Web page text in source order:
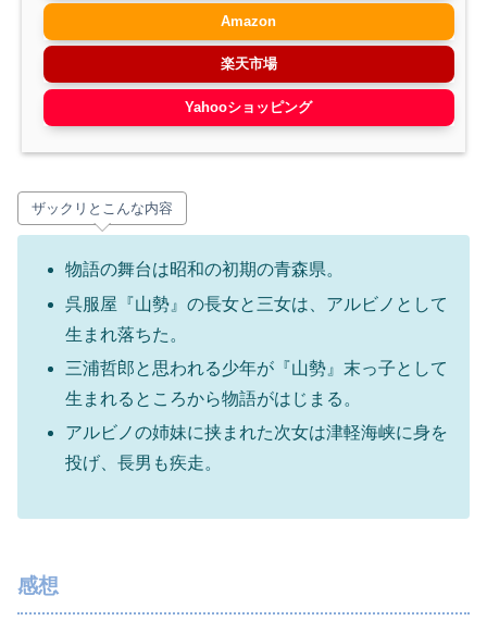
Amazon
楽天市場
Yahooショッピング
ザックリとこんな内容
物語の舞台は昭和の初期の青森県。
呉服屋『山勢』の長女と三女は、アルビノとして
生まれ落ちた。
三浦哲郎と思われる少年が『山勢』末っ子として
生まれるところから物語がはじまる。
アルビノの姉妹に挟まれた次女は津軽海峡に身を
投げ、長男も疾走。
感想